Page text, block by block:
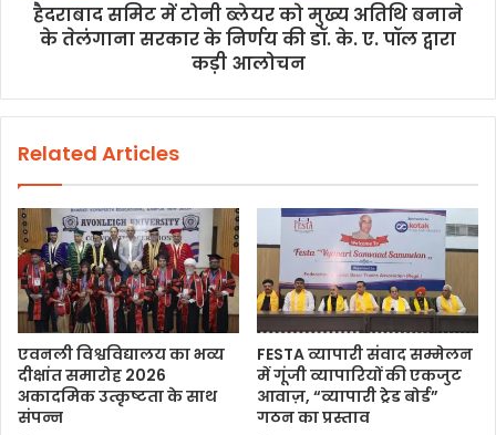
हैदराबाद समिट में टोनी ब्लेयर को मुख्य अतिथि बनाने
के तेलंगाना सरकार के निर्णय की डॉ. के. ए. पॉल द्वारा
कड़ी आलोचन
Related Articles
एवनली विश्वविद्यालय का भव्य
दीक्षांत समारोह 2026
अकादमिक उत्कृष्टता के साथ
संपन्न
FESTA व्यापारी संवाद सम्मेलन
में गूंजी व्यापारियों की एकजुट
आवाज़, “व्यापारी ट्रेड बोर्ड”
गठन का प्रस्ताव